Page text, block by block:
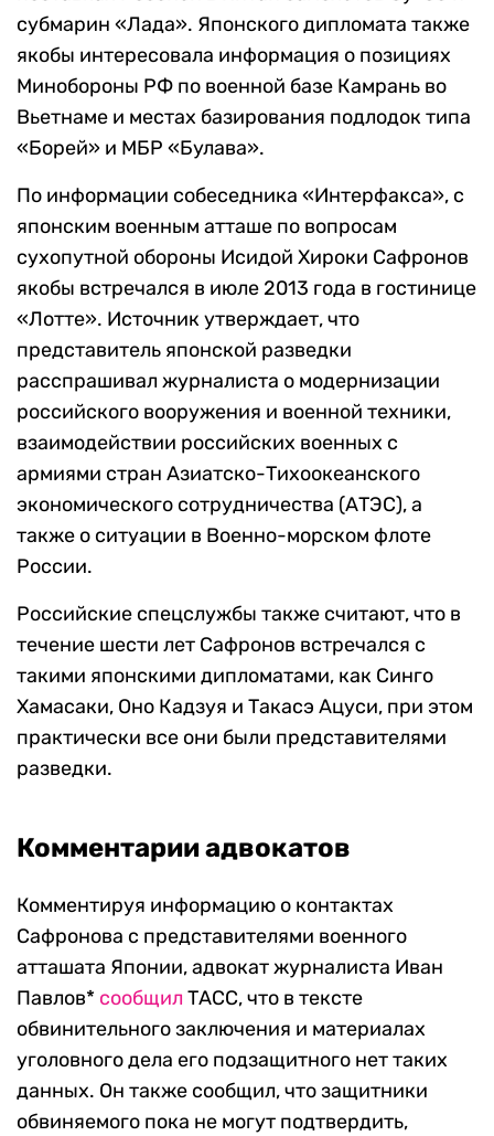
субмарин «Лада». Японского дипломата также
якобы интересовала информация о позициях
Минобороны РФ по военной базе Камрань во
Вьетнаме и местах базирования подлодок типа
«Борей» и МБР «Булава».
По информации собеседника «Интерфакса», с
японским военным атташе по вопросам
сухопутной обороны Исидой Хироки Сафронов
якобы встречался в июле 2013 года в гостинице
«Лотте». Источник утверждает, что
представитель японской разведки
расспрашивал журналиста о модернизации
российского вооружения и военной техники,
взаимодействии российских военных с
армиями стран Азиатско-Тихоокеанского
экономического сотрудничества (АТЭС), а
также о ситуации в Военно-морском флоте
России.
Российские спецслужбы также считают, что в
течение шести лет Сафронов встречался с
такими японскими дипломатами, как Синго
Хамасаки, Оно Кадзуя и Такасэ Ацуси, при этом
практически все они были представителями
разведки.
Комментарии адвокатов
Комментируя информацию о контактах
Сафронова с представителями военного
атташата Японии, адвокат журналиста Иван
Павлов* сообщил ТАСС, что в тексте
обвинительного заключения и материалах
уголовного дела его подзащитного нет таких
данных. Он также сообщил, что защитники
обвиняемого пока не могут подтвердить,